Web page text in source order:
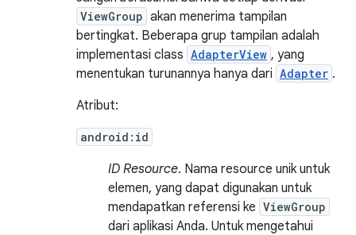
ViewGroup akan menerima tampilan
bertingkat. Beberapa grup tampilan adalah
implementasi class AdapterView , yang
menentukan turunannya hanya dari Adapter .
Atribut:
android:id
ID Resource. Nama resource unik untuk
elemen, yang dapat digunakan untuk
mendapatkan referensi ke ViewGroup
dari aplikasi Anda. Untuk mengetahui